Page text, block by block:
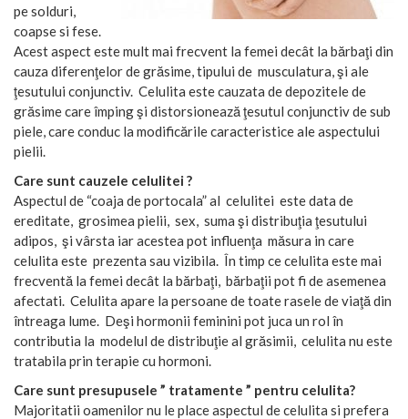
pe solduri,
coapse si fese.
Acest aspect este mult mai frecvent la femei decât la bărbaţi din
cauza diferenţelor de grăsime, tipului de musculatura, şi ale
ţesutului conjunctiv. Celulita este cauzata de depozitele de
grăsime care împing şi distorsionează ţesutul conjunctiv de sub
piele, care conduc la modificările caracteristice ale aspectului
pielii.
Care sunt cauzele celulitei ?
Aspectul de “coaja de portocala” al celulitei este data de
ereditate, grosimea pielii, sex, suma şi distribuţia ţesutului
adipos, şi vârsta iar acestea pot influenţa măsura in care
celulita este prezenta sau vizibila. În timp ce celulita este mai
frecventă la femei decât la bărbaţi, bărbaţii pot fi de asemenea
afectati. Celulita apare la persoane de toate rasele de viaţă din
întreaga lume. Deşi hormonii feminini pot juca un rol în
contributia la modelul de distribuţie al grăsimii, celulita nu este
tratabila prin terapie cu hormoni.
Care sunt presupusele ” tratamente ” pentru celulita?
Majoritatii oamenilor nu le place aspectul de celulita si prefera